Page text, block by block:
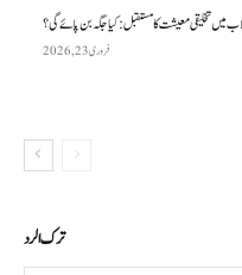
میں تخلیقی معیشت کا مستقبل: کیا جگہ بن پائے گی؟
فروری 23, 2026
ترك الرد